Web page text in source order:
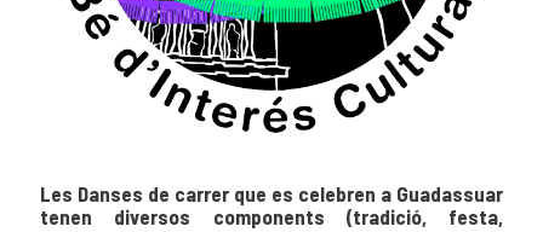
Les Danses de carrer que es celebren a Guadassuar
tenen diversos components (tradició, festa,